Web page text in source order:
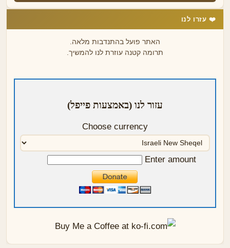
❤️ עזרו לנו
האתר פועל בהתנדבות מלאה.
תרומה קטנה עוזרת לנו להמשיך.
עזור לנו (באמצעות פייפל)
Choose currency
Enter amount